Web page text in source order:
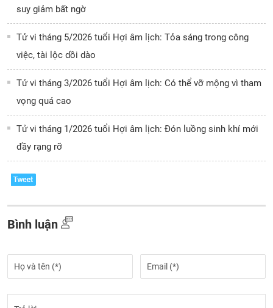
suy giảm bất ngờ
Tử vi tháng 5/2026 tuổi Hợi âm lịch: Tỏa sáng trong công
việc, tài lộc dồi dào
Tử vi tháng 3/2026 tuổi Hợi âm lịch: Có thể vỡ mộng vì tham
vọng quá cao
Tử vi tháng 1/2026 tuổi Hợi âm lịch: Đón luồng sinh khí mới
đầy rạng rỡ
Bình luận